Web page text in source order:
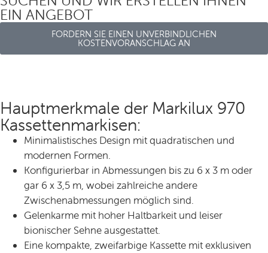
EIN ANGEBOT
FORDERN SIE EINEN UNVERBINDLICHEN
KOSTENVORANSCHLAG AN
Hauptmerkmale der Markilux 970
Kassettenmarkisen:
Minimalistisches Design mit quadratischen und
modernen Formen.
Konfigurierbar in Abmessungen bis zu 6 x 3 m oder
gar 6 x 3,5 m, wobei zahlreiche andere
Zwischenabmessungen möglich sind.
Gelenkarme mit hoher Haltbarkeit und leiser
bionischer Sehne ausgestattet.
Eine kompakte, zweifarbige Kassette mit exklusiven